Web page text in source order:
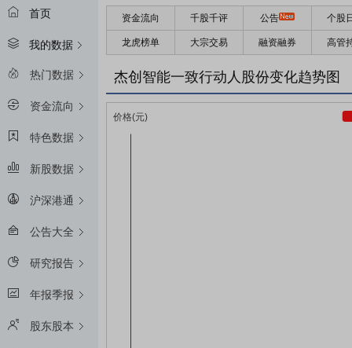
首页
我的数据
热门数据
资金流向
特色数据
新股数据
沪深港通
公告大全
研究报告
年报季报
股东股本
资金流向 千股千评 公告 个股
龙虎榜单 大宗交易 融资融券 高管
杰创智能一致行动人股份变化趋势图